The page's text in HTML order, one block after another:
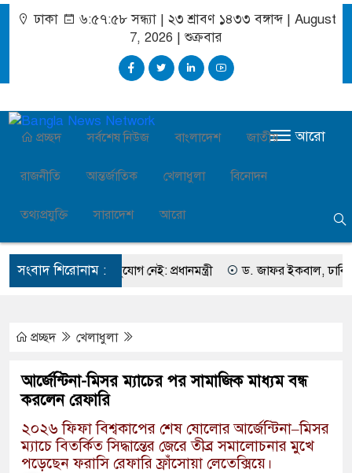
ঢাকা ৬:৫৭:৫৯ সন্ধ্যা| ২৩ শ্রাবণ ১৪৩৩ বঙ্গাব্দ | August
7, 2026 | শুক্রবার
প্রচ্ছদ সর্বশেষ নিউজ বাংলাদেশ জাতীয়
রাজনীতি আন্তর্জাতিক খেলাধুলা বিনোদন
তথ্যপ্রযুক্তি সারাদেশ আরো
আরো
সংবাদ শিরোনাম :
অবহেলার সুযোগ নেই: প্রধানমন্ত্রী ড. জাফর ইকবাল, ঢাবির সাবেক
প্রচ্ছদ খেলাধুলা
আর্জেন্টিনা-মিসর ম্যাচের পর সামাজিক মাধ্যম বন্ধ
করলেন রেফারি
২০২৬ ফিফা বিশ্বকাপের শেষ ষোলোর আর্জেন্টিনা–মিসর
ম্যাচে বিতর্কিত সিদ্ধান্তের জেরে তীব্র সমালোচনার মুখে
পড়েছেন ফরাসি রেফারি ফ্রাঁসোয়া লেতেক্সিয়ে।